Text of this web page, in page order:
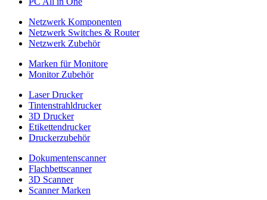
Netzwerk Komponenten
Netzwerk Switches & Router
Netzwerk Zubehör
Marken für Monitore
Monitor Zubehör
Laser Drucker
Tintenstrahldrucker
3D Drucker
Etikettendrucker
Druckerzubehör
Dokumentenscanner
Flachbettscanner
3D Scanner
Scanner Marken